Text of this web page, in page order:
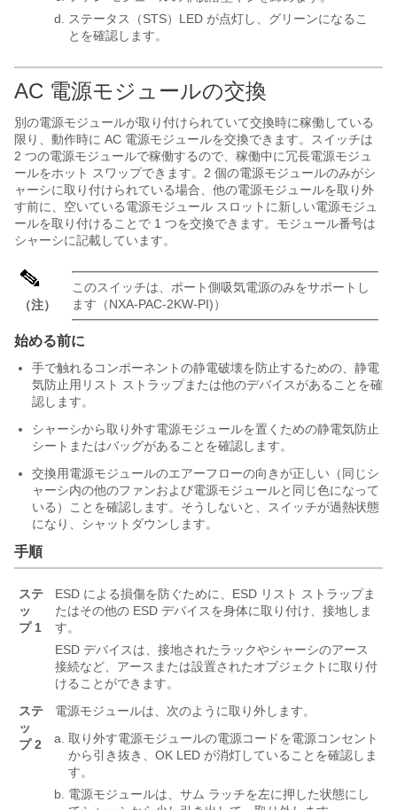
ステータス（STS）LED が点灯し、グリーンになるこ
とを確認します。
AC 電源モジュールの交換
別の電源モジュールが取り付けられていて交換時に稼働している
限り、動作時に AC 電源モジュールを交換できます。スイッチは
2 つの電源モジュールで稼働するので、稼働中に冗長電源モジュ
ールをホット スワップできます。2 個の電源モジュールのみがシ
ャーシに取り付けられている場合、他の電源モジュールを取り外
す前に、空いている電源モジュール スロットに新しい電源モジュ
ールを取り付けることで 1 つを交換できます。モジュール番号は
シャーシに記載しています。
（注）
このスイッチは、ポート側吸気電源のみをサポートし
ます（NXA-PAC-2KW-PI)）
始める前に
手で触れるコンポーネントの静電破壊を防止するための、静電
気防止用リスト ストラップまたは他のデバイスがあることを確
認します。
シャーシから取り外す電源モジュールを置くための静電気防止
シートまたはバッグがあることを確認します。
交換用電源モジュールのエアーフローの向きが正しい（同じシ
ャーシ内の他のファンおよび電源モジュールと同じ色になって
いる）ことを確認します。そうしないと、スイッチが過熱状態
になり、シャットダウンします。
手順
ステ
ッ
プ 1
ESD による損傷を防ぐために、ESD リスト ストラップま
たはその他の ESD デバイスを身体に取り付け、接地しま
す。
ESD デバイスは、接地されたラックやシャーシのアース
接続など、アースまたは設置されたオブジェクトに取り付
けることができます。
ステ
ッ
プ 2
電源モジュールは、次のように取り外します。
取り外す電源モジュールの電源コードを電源コンセント
から引き抜き、OK LED が消灯していることを確認しま
す。
電源モジュールは、サム ラッチを左に押した状態にし